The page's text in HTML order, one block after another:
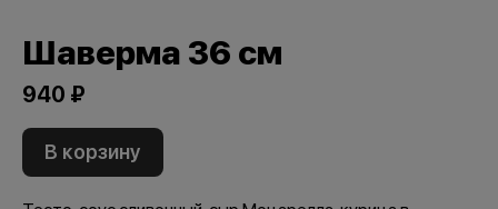
Шаверма 36 см
940 ₽
В корзину